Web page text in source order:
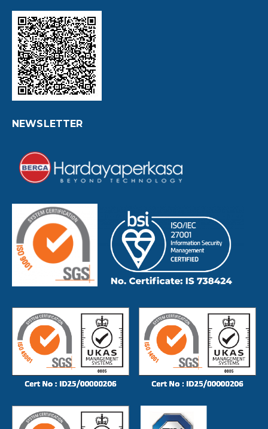
NEWSLETTER